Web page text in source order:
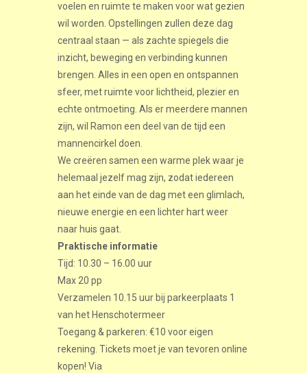
voelen en ruimte te maken voor wat gezien
wil worden. Opstellingen zullen deze dag
centraal staan — als zachte spiegels die
inzicht, beweging en verbinding kunnen
brengen. Alles in een open en ontspannen
sfeer, met ruimte voor lichtheid, plezier en
echte ontmoeting. Als er meerdere mannen
zijn, wil Ramon een deel van de tijd een
mannencirkel doen.
We creëren samen een warme plek waar je
helemaal jezelf mag zijn, zodat iedereen
aan het einde van de dag met een glimlach,
nieuwe energie en een lichter hart weer
naar huis gaat.
Praktische informatie
Tijd: 10.30 – 16.00 uur
Max 20 pp
Verzamelen 10.15 uur bij parkeerplaats 1
van het Henschotermeer
Toegang & parkeren: €10 voor eigen
rekening. Tickets moet je van tevoren online
kopen! Via